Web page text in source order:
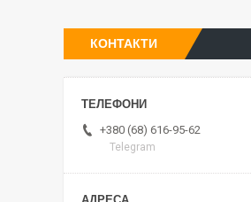
КОНТАКТИ
+380 (68) 616-95-62
Telegram